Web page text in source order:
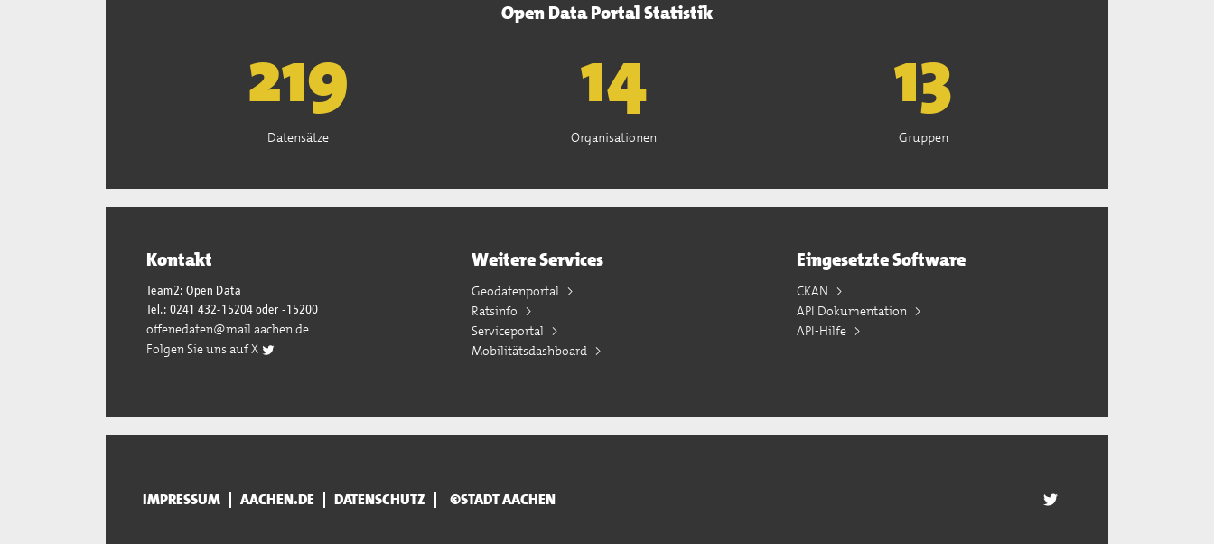
Open Data Portal Statistik
222
Datensätze
15
Organisationen
13
Gruppen
Kontakt
Team2: Open Data
Tel.: 0241 432-15204 oder -15200
offenedaten@mail.aachen.de
Folgen Sie uns auf X
Weitere Services
Geodatenportal
Ratsinfo
Serviceportal
Mobilitätsdashboard
Eingesetzte Software
CKAN
API Dokumentation
API-Hilfe
IMPRESSUM AACHEN.DE DATENSCHUTZ ©STADT AACHEN